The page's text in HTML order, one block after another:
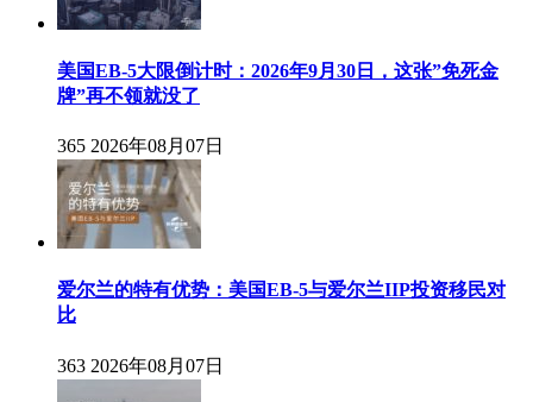
美国EB-5大限倒计时：2026年9月30日，这张”免死金
牌”再不领就没了
365 2026年08月07日
爱尔兰的特有优势：美国EB-5与爱尔兰IIP投资移民对
比
363 2026年08月07日